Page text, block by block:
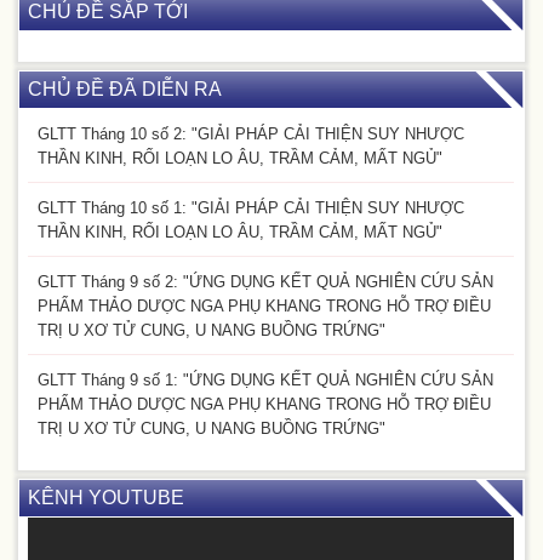
CHỦ ĐỀ SẮP TỚI
CHỦ ĐỀ ĐÃ DIỄN RA
GLTT Tháng 10 số 2: "GIẢI PHÁP CẢI THIỆN SUY NHƯỢC
THẦN KINH, RỐI LOẠN LO ÂU, TRẦM CẢM, MẤT NGỦ"
GLTT Tháng 10 số 1: "GIẢI PHÁP CẢI THIỆN SUY NHƯỢC
THẦN KINH, RỐI LOẠN LO ÂU, TRẦM CẢM, MẤT NGỦ"
GLTT Tháng 9 số 2: "ỨNG DỤNG KẾT QUẢ NGHIÊN CỨU SẢN
PHẨM THẢO DƯỢC NGA PHỤ KHANG TRONG HỖ TRỢ ĐIỀU
TRỊ U XƠ TỬ CUNG, U NANG BUỒNG TRỨNG"
GLTT Tháng 9 số 1: "ỨNG DỤNG KẾT QUẢ NGHIÊN CỨU SẢN
PHẨM THẢO DƯỢC NGA PHỤ KHANG TRONG HỖ TRỢ ĐIỀU
TRỊ U XƠ TỬ CUNG, U NANG BUỒNG TRỨNG"
KÊNH YOUTUBE